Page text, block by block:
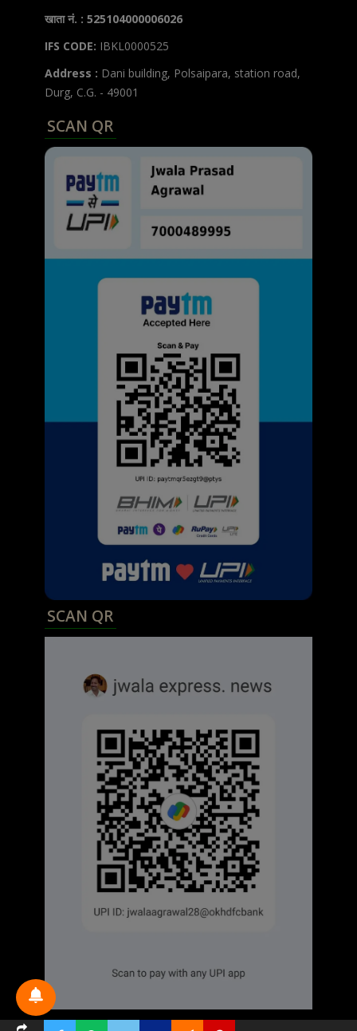
खाता नं. : 525104000006026
IFS CODE: IBKL0000525
Address : Dani building, Polsaipara, station road,
Durg, C.G. - 49001
SCAN QR
SCAN QR